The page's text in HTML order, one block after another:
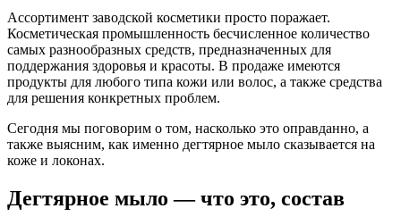
Ассортимент заводской косметики просто поражает.
Косметическая промышленность бесчисленное количество
самых разнообразных средств, предназначенных для
поддержания здоровья и красоты. В продаже имеются
продукты для любого типа кожи или волос, а также средства
для решения конкретных проблем.
Сегодня мы поговорим о том, насколько это оправданно, а
также выясним, как именно дегтярное мыло сказывается на
коже и локонах.
Дегтярное мыло — что это, состав